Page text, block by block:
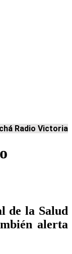
Radio Victoria
de la Salud
alerta